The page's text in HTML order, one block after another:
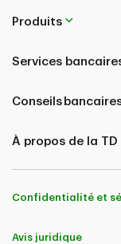
Produits
Services
Conseils
À propos de la TD
Confidentialité et
Avis juridique